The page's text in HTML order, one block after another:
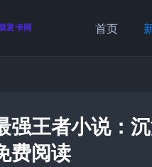
首页
强王者小说：
费阅读